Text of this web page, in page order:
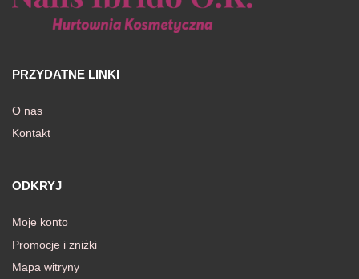
PRZYDATNE LINKI
O nas
Kontakt
ODKRYJ
Moje konto
Promocje i zniżki
Mapa witryny